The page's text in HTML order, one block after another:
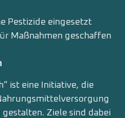
Pestizide eingesetzt
Maßnahmen geschaffen
ist eine Initiative, die
Ziele sind dabei